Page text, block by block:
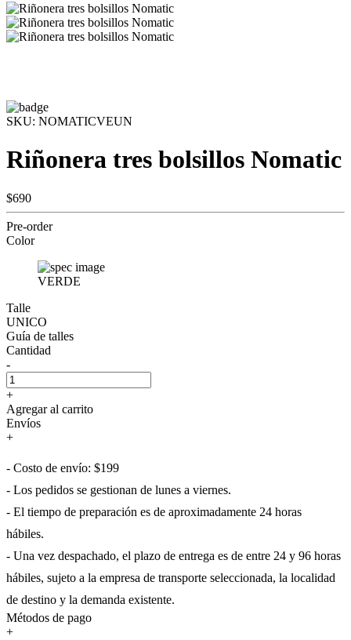
SKU: NOMATICVEUN
Riñonera tres bolsillos Nomatic
$690
Pre-order
Color
VERDE
Talle
UNICO
Guía de talles
Cantidad
-
+
Agregar al carrito
Envíos
+
- Costo de envío: $199
- Los pedidos se gestionan de lunes a viernes.
- El tiempo de preparación es de aproximadamente 24 horas
hábiles.
- Una vez despachado, el plazo de entrega es de entre 24 y 96 horas
hábiles, sujeto a la empresa de transporte seleccionada, la localidad
de destino y la demanda existente.
Métodos de pago
+